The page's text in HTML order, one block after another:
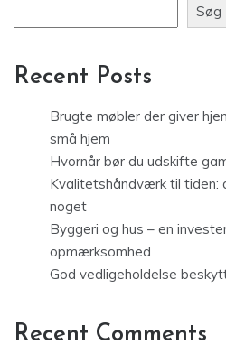
Søg
Recent Posts
Brugte møbler der giver
små hjem
Hvornår bør du udskifte
Kvalitetshåndværk til
noget
Byggeri og hus – en
opmærksomhed
God vedligeholdelse
Recent Comments